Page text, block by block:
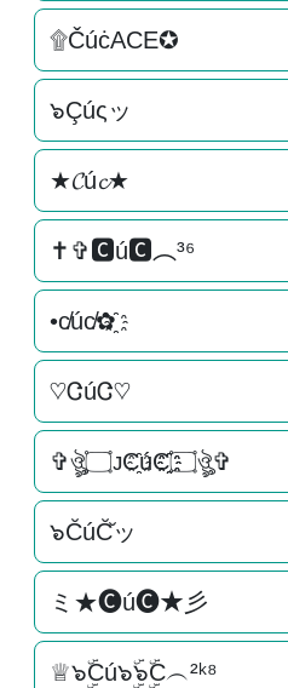
۩ČúċACE✪
๖Çúςッ
★𝓒ú𝓬★
✝✞🅲ú🅲︵³⁶
•c̸úc̸✿҈
♡ᏣúᏣ♡
✞ঔৣ۝ᴊC҈úC҈҈۝ঔৣ✞
๖C̆úC̆̆ッ
ミ★🅒ú🅒★彡
♕๖ۣۜCú๖ۣۜ๖ۣۜC︵²ᵏ⁸